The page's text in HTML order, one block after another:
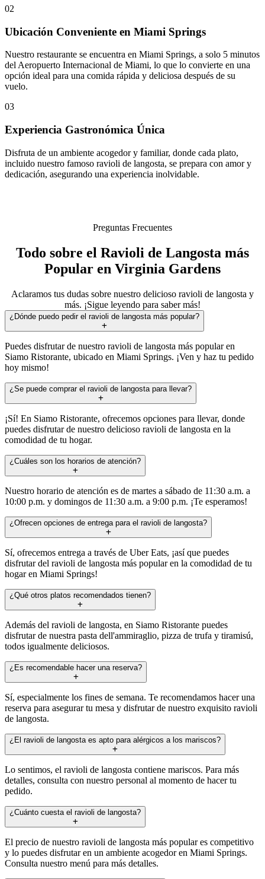
02
Ubicación Conveniente en Miami Springs
Nuestro restaurante se encuentra en Miami Springs, a solo 5 minutos
del Aeropuerto Internacional de Miami, lo que lo convierte en una
opción ideal para una comida rápida y deliciosa después de su
vuelo.
03
Experiencia Gastronómica Única
Disfruta de un ambiente acogedor y familiar, donde cada plato,
incluido nuestro famoso ravioli de langosta, se prepara con amor y
dedicación, asegurando una experiencia inolvidable.
Preguntas Frecuentes
Todo sobre el Ravioli de Langosta más
Popular en Virginia Gardens
Aclaramos tus dudas sobre nuestro delicioso ravioli de langosta y
más. ¡Sigue leyendo para saber más!
¿Dónde puedo pedir el ravioli de langosta más popular?
Puedes disfrutar de nuestro ravioli de langosta más popular en
Siamo Ristorante, ubicado en Miami Springs. ¡Ven y haz tu pedido
hoy mismo!
¿Se puede comprar el ravioli de langosta para llevar?
¡Sí! En Siamo Ristorante, ofrecemos opciones para llevar, donde
puedes disfrutar de nuestro delicioso ravioli de langosta en la
comodidad de tu hogar.
¿Cuáles son los horarios de atención?
Nuestro horario de atención es de martes a sábado de 11:30 a.m. a
10:00 p.m. y domingos de 11:30 a.m. a 9:00 p.m. ¡Te esperamos!
¿Ofrecen opciones de entrega para el ravioli de langosta?
Sí, ofrecemos entrega a través de Uber Eats, ¡así que puedes
disfrutar del ravioli de langosta más popular en la comodidad de tu
hogar en Miami Springs!
¿Qué otros platos recomendados tienen?
Además del ravioli de langosta, en Siamo Ristorante puedes
disfrutar de nuestra pasta dell'ammiraglio, pizza de trufa y tiramisú,
todos igualmente deliciosos.
¿Es recomendable hacer una reserva?
Sí, especialmente los fines de semana. Te recomendamos hacer una
reserva para asegurar tu mesa y disfrutar de nuestro exquisito ravioli
de langosta.
¿El ravioli de langosta es apto para alérgicos a los mariscos?
Lo sentimos, el ravioli de langosta contiene mariscos. Para más
detalles, consulta con nuestro personal al momento de hacer tu
pedido.
¿Cuánto cuesta el ravioli de langosta?
El precio de nuestro ravioli de langosta más popular es competitivo
y lo puedes disfrutar en un ambiente acogedor en Miami Springs.
Consulta nuestro menú para más detalles.